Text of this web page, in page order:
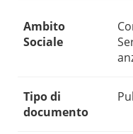
Ambito
Sociale
Tipo di
documento